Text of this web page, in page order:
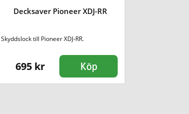
Decksaver Pioneer XDJ-RR
Skyddslock till Pioneer XDJ-RR.
695 kr Köp